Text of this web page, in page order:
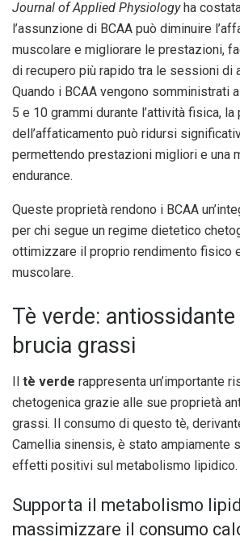
Journal of Applied Physiologyha
l’assunzione di BCAA può diminuire
muscolare e migliorare le prestazioni,
di recupero più rapido tra le sessioni di
Quando i BCAA vengono somministrati
5 e 10 grammi durante l’attività fisica,
dell’affaticamento può ridursi
permettendo prestazioni migliori e una
endurance.
Queste proprietà rendono i BCAA
per chi segue un regime dietetico
ottimizzare il proprio rendimento fisico
muscolare.
Tè verde:
brucia grassi
Il tè verde rappresenta un’importante
chetogenica grazie alle sue proprietà
grassi. Il consumo di questo tè,
Camellia sinensis, è stato ampiamente
effetti positivi sul metabolismo lipidico.
Supporta il metabolismo
massimizzare il consumo